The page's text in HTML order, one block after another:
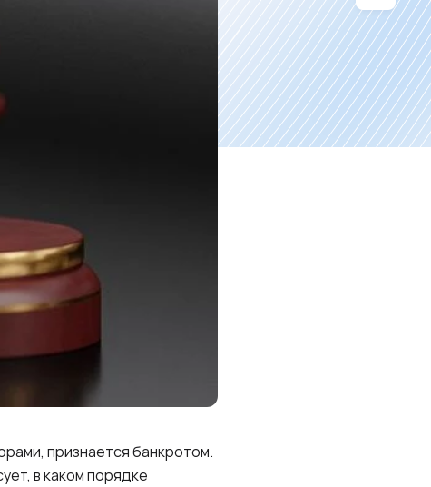
признается банкротом.
в каком порядке